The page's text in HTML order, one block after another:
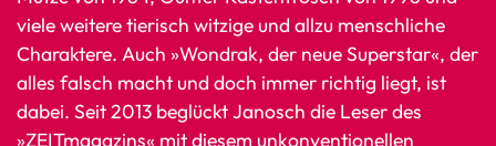
viele weitere tierisch witzige und allzu menschliche
Charaktere. Auch »Wondrak, der neue Superstar«, der
alles falsch macht und doch immer richtig liegt, ist
dabei. Seit 2013 beglückt Janosch die Leser des
»ZEITmagazins« mit diesem unkonventionellen